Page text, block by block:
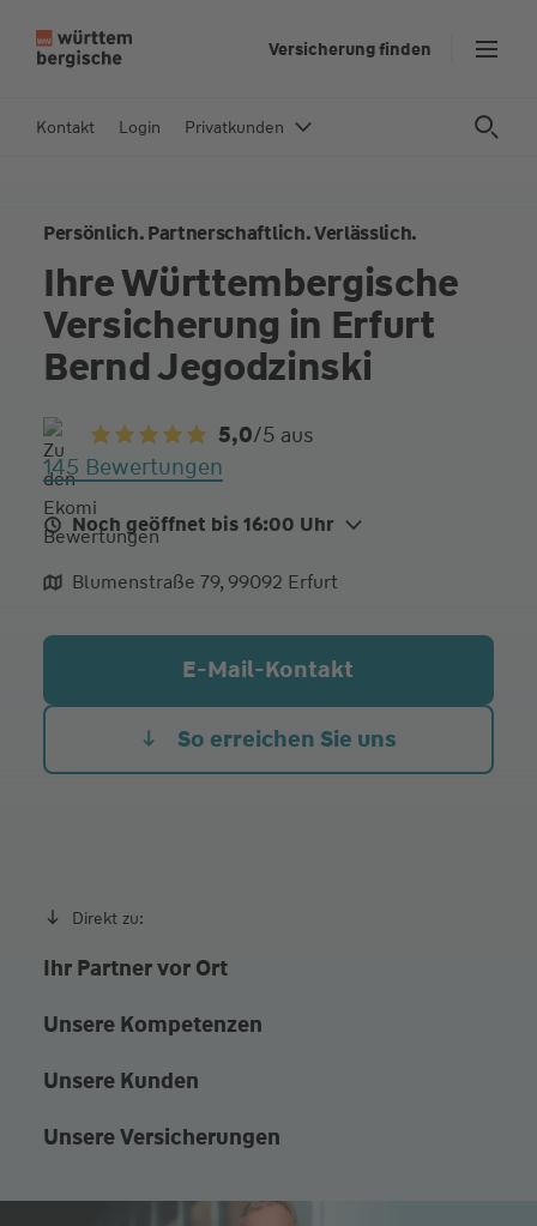
In
Versicherung finden
Kontakt Login Privatkunden
Persönlich. Partnerschaftlich. Verlässlich.
Ihre Württembergische
Versicherung in Erfurt
Bernd Jegodzinski
5,0/5 aus
145 Bewertungen
Noch geöffnet bis 16:00 Uhr
Mo. Heute
10:00 - 16:00
10:00 - 13:00
oder nach Vereinbarung
Blumenstraße 79, 99092 Erfurt
E-Mail-Kontakt
So erreichen Sie uns
Direkt zu:
Ihr Partner vor Ort
Unsere Kompetenzen
Unsere Kunden
Unsere Versicherungen